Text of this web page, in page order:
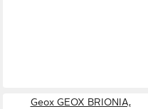
Geox GEOX BRIONIA,